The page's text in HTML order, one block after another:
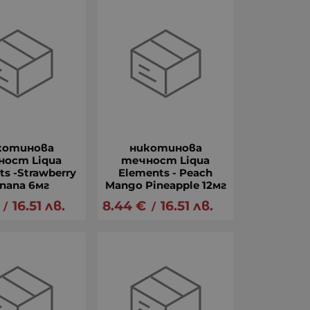
Liqua
-Strawberry
6мг
/ 16.51 лв.
никотинова
течност Liqua
Elements - Peach
Mango Pineapple 12мг
8.44 € / 16.51 лв.